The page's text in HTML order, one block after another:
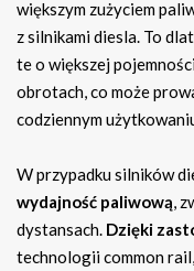
większym zużyciem
z silnikami diesla. To
te o większej
obrotach, co może
codziennym
W przypadku silników
wydajność paliwową,
dystansach. Dzięki
technologii common